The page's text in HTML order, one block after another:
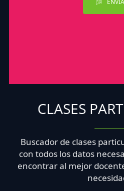
CLASES
Buscador de clases
con todos los datos
encontrar al mejor